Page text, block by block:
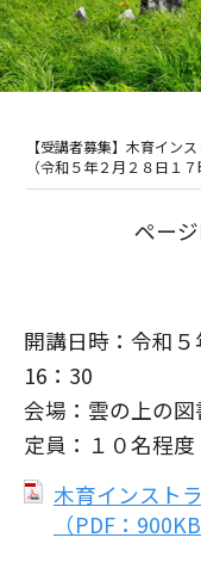
【受講者募集】木育イン
（令和５年２月２８日１７
ペー
開講日時：令和
16：30
会場：雲の上の
定員：１０名程度
木育インスト
（PDF：900KB